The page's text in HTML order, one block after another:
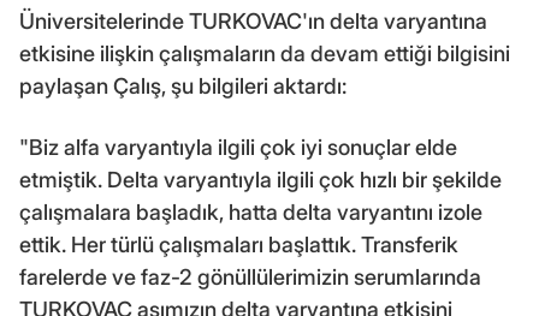
Üniversitelerinde TURKOVAC'ın delta varyantına
etkisine ilişkin çalışmaların da devam ettiği bilgisini
paylaşan Çalış, şu bilgileri aktardı:
"Biz alfa varyantıyla ilgili çok iyi sonuçlar elde
etmiştik. Delta varyantıyla ilgili çok hızlı bir şekilde
çalışmalara başladık, hatta delta varyantını izole
ettik. Her türlü çalışmaları başlattık. Transferik
farelerde ve faz-2 gönüllülerimizin serumlarında
TURKOVAC aşımızın delta varyantına etkisini